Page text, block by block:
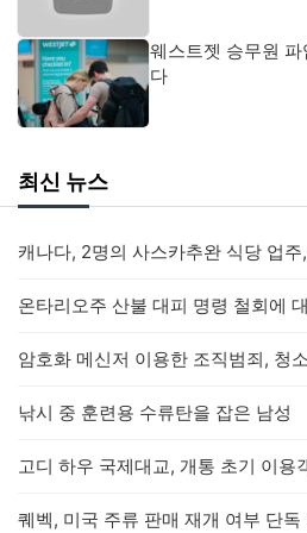
웨스트젯 승무원
다
최신 뉴스
낚시 중 훈련용 수류탄을 잡은 남성
퀘벡, 미국 주류 판매 재개 여부 단독